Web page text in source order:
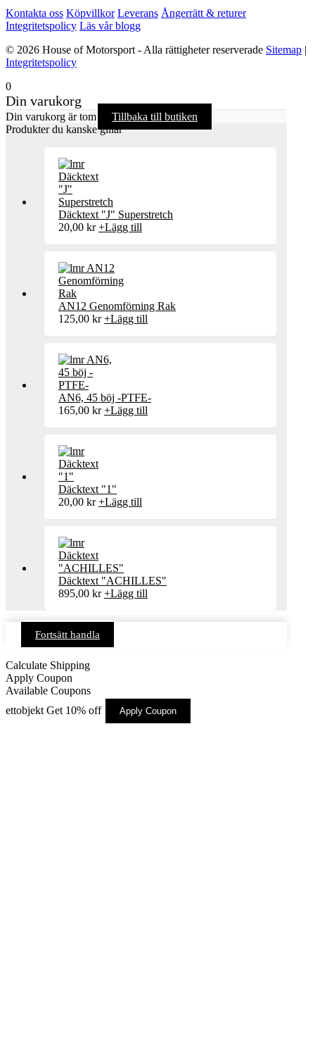
Kontakta oss Köpvillkor Leverans Ångerrätt & returer
Integritetspolicy Läs vår blogg
© 2026 House of Motorsport - Alla rättigheter reserverade Sitemap |
Integritetspolicy
0
Din varukorg
Din varukorg är tom
Tillbaka till butiken
Produkter du kanske gillar
Däcktext "J" Superstretch
20,00 kr +Lägg till
AN12 Genomförning Rak
125,00 kr +Lägg till
AN6, 45 böj -PTFE-
165,00 kr +Lägg till
Däcktext "1"
20,00 kr +Lägg till
Däcktext "ACHILLES"
895,00 kr +Lägg till
Fortsätt handla
Calculate Shipping
Apply Coupon
Available Coupons
ettobjekt Get 10% off Apply Coupon